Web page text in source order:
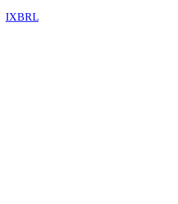
IXBRL